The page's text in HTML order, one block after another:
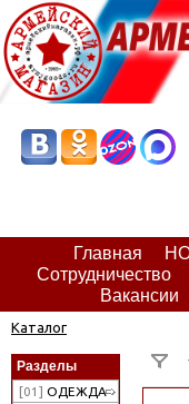
Главная
Сотрудничество
Вакансии
Каталог
Разделы
[01] ОДЕЖДА